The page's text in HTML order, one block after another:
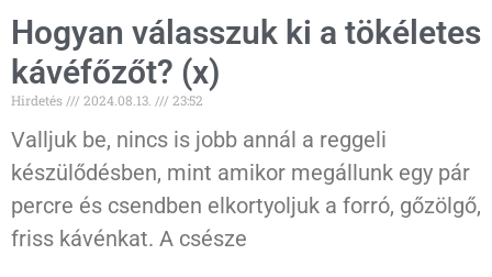
Hogyan válasszuk ki a tökéletes
kávéfőzőt? (x)
Hirdetés 2024.08.13. 23:52
Valljuk be, nincs is jobb annál a reggeli
készülődésben, mint amikor megállunk egy pár
percre és csendben elkortyoljuk a forró, gőzölgő,
friss kávénkat. A csésze